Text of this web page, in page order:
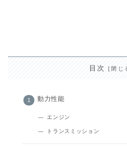
目次
動力性能
エンジン
トランスミッション